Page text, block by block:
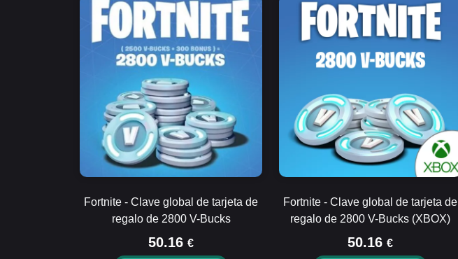
Fortnite - Clave global de tarjeta de
regalo de 2800 V-Bucks
50.16 €
Fortnite - Clave global de tarjeta de
regalo de 2800 V-Bucks (XBOX)
50.16 €